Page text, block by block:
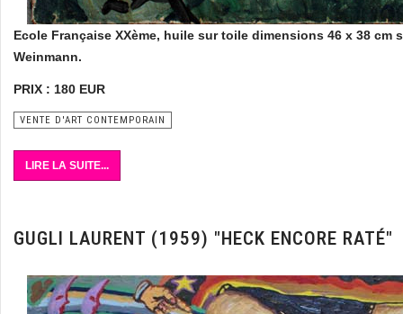
Ecole Française XXème, huile sur toile dimensions 46 x 38
Weinmann.
PRIX : 180 EUR
VENTE D'ART CONTEMPORAIN
LIRE LA SUITE...
GUGLI LAURENT (1959) "HECK ENCORE RATÉ"